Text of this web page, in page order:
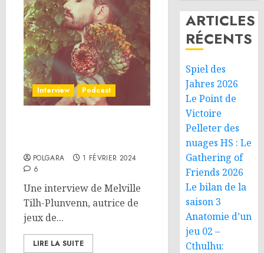
Interview Podcast
POLGARA
1 FÉVRIER 2024
6
Une interview de Melville
Tilh-Plunvenn, autrice de
jeux de...
LIRE LA SUITE
ARTICLES
RÉCENTS
Spiel des
Jahres 2026
Le Point de
Victoire
Pelleter des
nuages HS : Le
Gathering of
Friends 2026
Le bilan de la
saison 3
Anatomie d’un
jeu 02 –
Cthulhu: